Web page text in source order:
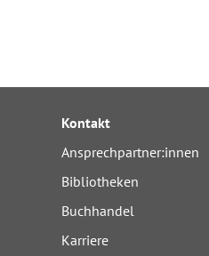
Kontakt
Ansprechpartner:innen
Bibliotheken
Buchhandel
Karriere